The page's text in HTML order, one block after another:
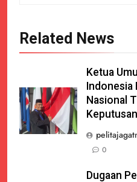
Related News
Ketua
Indonesia
Nasional
0
Dugaan